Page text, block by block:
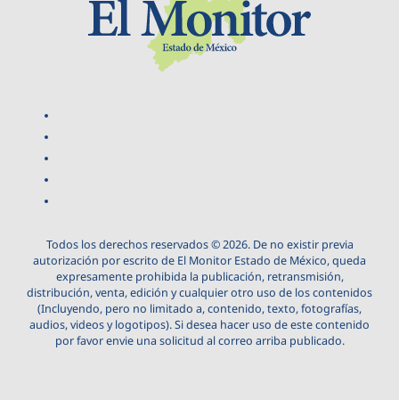
Todos los derechos reservados © 2026. De no existir previa
autorización por escrito de El Monitor Estado de México, queda
expresamente prohibida la publicación, retransmisión,
distribución, venta, edición y cualquier otro uso de los contenidos
(Incluyendo, pero no limitado a, contenido, texto, fotografías,
audios, videos y logotipos). Si desea hacer uso de este contenido
por favor envie una solicitud al correo arriba publicado.